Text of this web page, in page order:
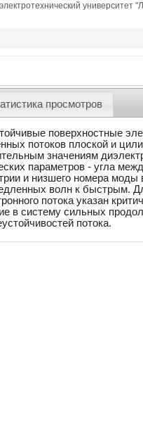
просмотров
поверхностные
потоков плоской и
значениям
параметров - угла
и низшего номера моды
волн к быстрым.
потока указан
в систему сильных
потока.